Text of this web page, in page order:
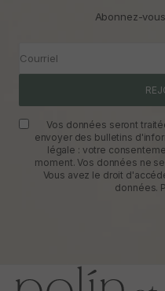
Abonnez-
Courriel
Vos données seront
envoyer des bulletins
légale : votre
moment. Vos données ne
Vous avez le droit
données.